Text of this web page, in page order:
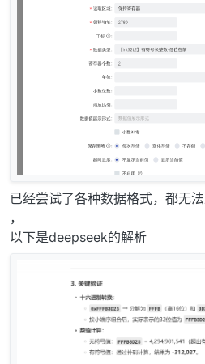
已经尝试了各种数据格式，都无
，
以下是deepseek的解析